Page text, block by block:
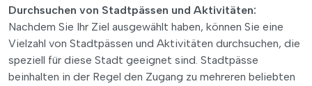
Durchsuchen von Stadtpässen und Aktivitäten:
Nachdem Sie Ihr Ziel ausgewählt haben, können Sie eine
Vielzahl von Stadtpässen und Aktivitäten durchsuchen, die
speziell für diese Stadt geeignet sind. Stadtpässe
beinhalten in der Regel den Zugang zu mehreren beliebten